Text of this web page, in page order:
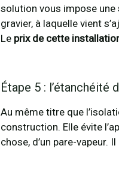
solution vous impose une
gravier, à laquelle vient
Le prix de cette
Étape 5 : l’étanchéité
Au même titre que
construction. Elle évite
chose, d’un pare-vapeur.